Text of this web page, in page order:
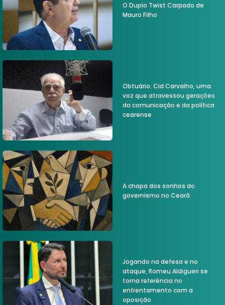
O Duplo Twist Carpado de
Mauro Filho
Obtuário: Cid Carvalho, uma
voz que atravessou gerações
da comunicação e da política
cearense
A chapa dos sonhos do
governismo no Ceará
Jogando na defesa e no
ataque, Romeu Aldigueri se
torna referência no
enfrentamento com a
oposição